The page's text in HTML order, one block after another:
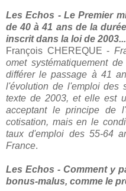
Les Echos - Le Premier
de 40 à 41 ans de la
inscrit dans la loi de 2003...
François CHEREQUE -
omet systématiquement
différer le passage à 41
l'évolution de l'emploi des
texte de 2003, et elle est
acceptant le principe de
cotisation, mais en le
taux d'emploi des 55-64
France.
Les Echos - Comment y
bonus-malus, comme le